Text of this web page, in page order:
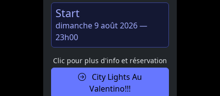
Start
dimanche 9 août 2026 —
23h00
Clic pour plus d'info et réservation
City Lights Au
Valentino!!!